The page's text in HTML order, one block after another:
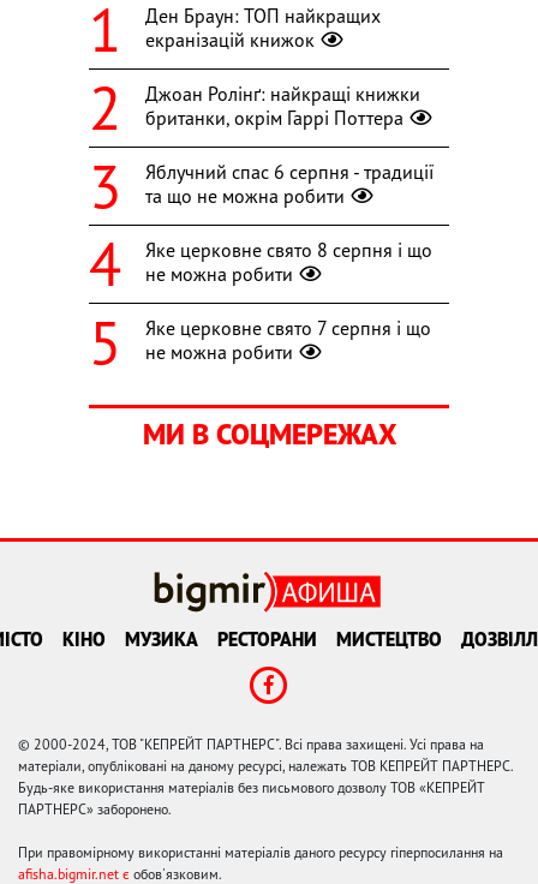
Ден Браун: ТОП найкращих
екранізацій книжок
Джоан Ролінґ: найкращі книжки
британки, окрім Гаррі Поттера
Яблучний спас 6 серпня - традиції
та що не можна робити
Яке церковне свято 8 серпня і що
не можна робити
Яке церковне свято 7 серпня і що
не можна робити
МИ В СОЦМЕРЕЖАХ
КІНО МУЗИКА РЕСТОРАНИ МИСТЕЦТВО
© 2000-2024, ТОВ "КЕПРЕЙТ ПАРТНЕРС". Всі права захищені. Усі права на
матеріали, опубліковані на даному ресурсі, належать ТОВ КЕПРЕЙТ ПАРТНЕРС.
Будь-яке використання матеріалів без письмового дозволу ТОВ «КЕПРЕЙТ
ПАРТНЕРС» заборонено.
При правомірному використанні матеріалів даного ресурсу гіперпосилання на
afisha.bigmir.net є обов'язковим.